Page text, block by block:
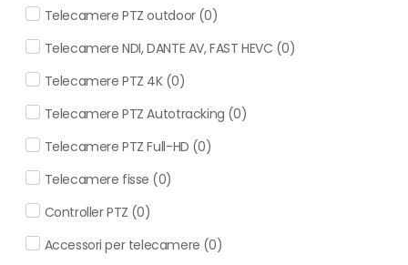
Telecamere PTZ outdoor (0)
Telecamere NDI, DANTE AV, FAST HEVC (0)
Telecamere PTZ 4K (0)
Telecamere PTZ Autotracking (0)
Telecamere PTZ Full-HD (0)
Telecamere fisse (0)
Controller PTZ (0)
Accessori per telecamere (0)